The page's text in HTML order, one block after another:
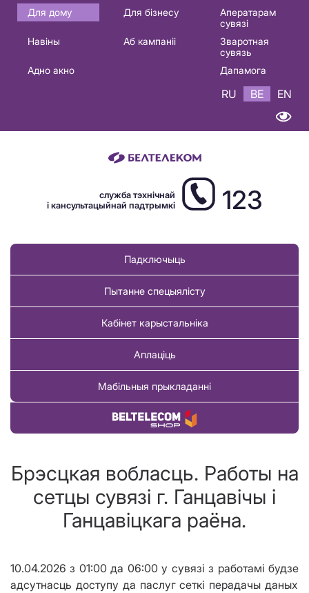
Основная
навигация
Для дому Для бізнесу
Аператарам
сувязі
Навіны
Аб кампаніі
Зваротная
сувязь
Адно акно
Дапамога
RU BE EN
служба тэхнічнай
і кансультацыйнай падтрымкі
123
Падключыць
Пытанне спецыялісту
Кабінет карыстальніка
Аплаціць
Мабільныя прыкладанні
Купіць тавар
Брэсцкая вобласць. Работы на
сетцы сувязі г. Ганцавiчы i
Ганцавiцкага раёна.
10.04.2026з 01:00 да 06:00 у сувязі з работамі будзе
адсутнасць доступу да паслуг сеткі перадачы даных